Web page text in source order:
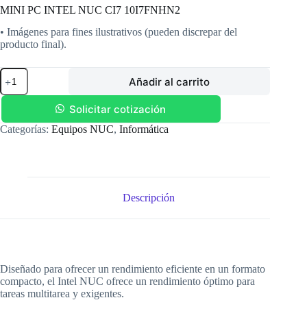
MINI PC INTEL NUC CI7 10I7FNHN2
• Imágenes para fines ilustrativos (pueden discrepar del
producto final).
MINI
PC
INTEL
CI7
10I7FNHN2
Añadir al carrito
Solicitar cotización
Categorías: Equipos NUC, Informática
Descripción
Diseñado para ofrecer un rendimiento eficiente en un formato
compacto, el Intel NUC ofrece un rendimiento óptimo para
tareas multitarea y exigentes.